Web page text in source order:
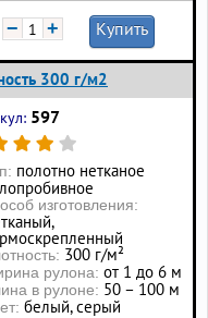
− + Купить
300 г/м2
597
полотно нетканое
изготовления:
300 г/м²
рулона: от 1 до 6 м
в рулоне: 50 – 100 м
белый, серый